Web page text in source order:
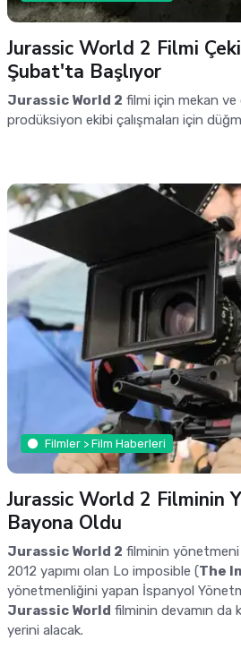
Jurassic World 2 Filmi
Şubat'ta Başlıyor
Jurassic World 2 filmi için mekan ve
prodüksiyon ekibi çalışmaları için
Filmler > Film Haberleri
Jurassic World 2 Filminin
Bayona Oldu
Jurassic World 2 filminin yönetmeni
2012 yapımı olan Lo imposible (The
yönetmenliğini yapan İspanyol
Jurassic World filminin devamın da
yerini alacak.